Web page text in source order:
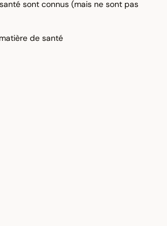
sont connus (mais ne sont pas
de santé